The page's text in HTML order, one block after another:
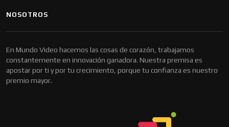
NOSOTROS
En Mundo Video hacemos las cosas de corazón, trabajamos
constantemente en innovación ganadora. Nuestra premisa es
apostar por ti y por tu crecimiento, porque tu confianza es nuestro
premio mayor.